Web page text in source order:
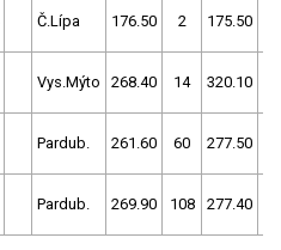
Č.Lípa 176.50 2 175.50
Vys.Mýto 268.40 14 320.10
Pardub. 261.60 60 277.50
Pardub. 269.90 108 277.40